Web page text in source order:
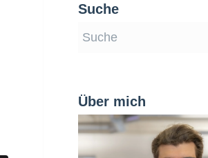
Suche
Über mich